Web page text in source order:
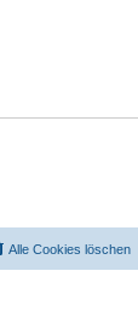
Alle Cookies löschen